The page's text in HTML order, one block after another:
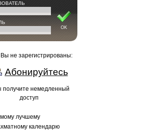
OK
не зарегистрированы:
Абонируйтесь
получите немедленный
доступ
лучшему
календарю